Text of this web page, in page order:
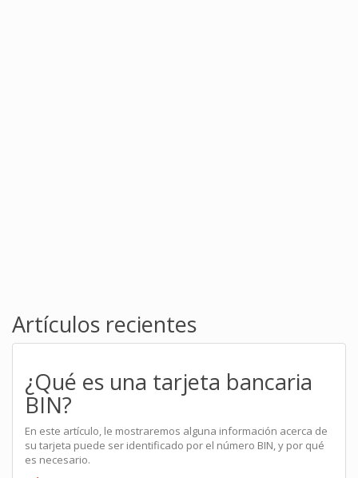
Artículos recientes
¿Qué es una tarjeta bancaria
BIN?
En este artículo, le mostraremos alguna información acerca de
su tarjeta puede ser identificado por el número BIN, y por qué
es necesario.